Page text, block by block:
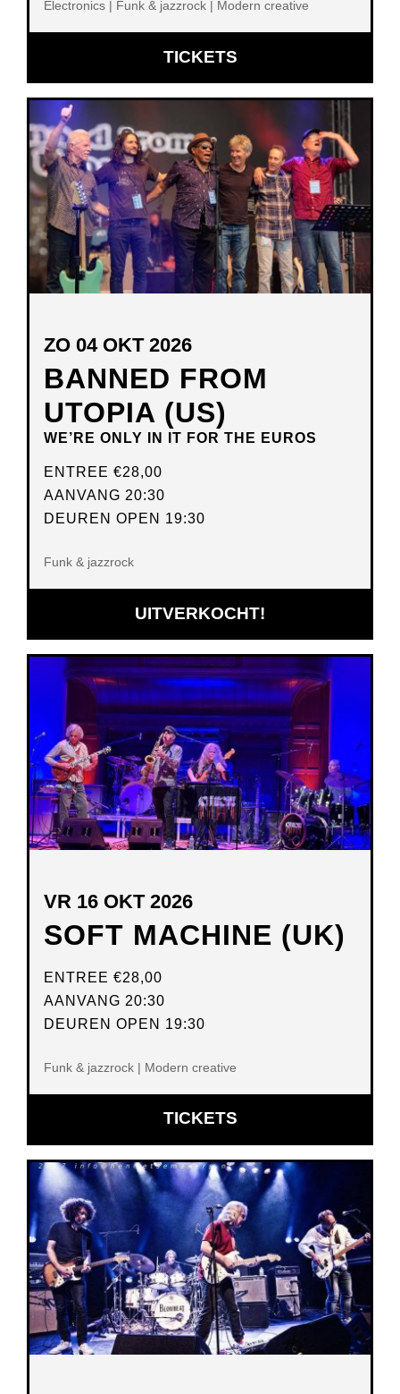
Electronics | Funk & jazzrock | Modern creative
TICKETSOPENT
IN
NIEUW
VENSTER
BANNED FROM
UTOPIA (US)
WE’RE ONLY IN IT FOR THE EUROS
ZO 04 OKT 2026
ENTREE €28,00
AANVANG 20:30
DEUREN OPEN 19:30
Funk & jazzrock
UITVERKOCHT!
SOFT MACHINE (UK)
VR 16 OKT 2026
ENTREE €28,00
AANVANG 20:30
DEUREN OPEN 19:30
Funk & jazzrock | Modern creative
TICKETSOPENT
IN
NIEUW
VENSTER